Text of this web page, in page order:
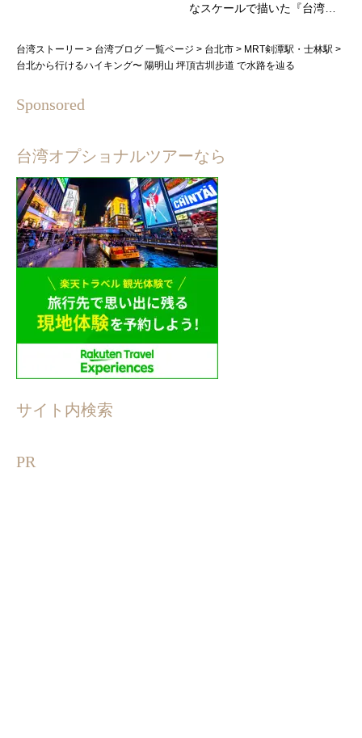
なスケールで描いた『台湾…
台湾ストーリー > 台湾ブログ 一覧ページ > 台北市 > MRT剣潭駅・士林駅 >
台北から行けるハイキング〜 陽明山 坪頂古圳步道 で水路を辿る
Sponsored
台湾オプショナルツアーなら
サイト内検索
PR